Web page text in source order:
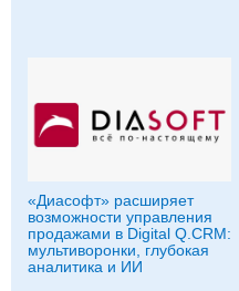
«Диасофт» расширяет
возможности управления
продажами в Digital Q.CRM:
мультиворонки, глубокая
аналитика и ИИ